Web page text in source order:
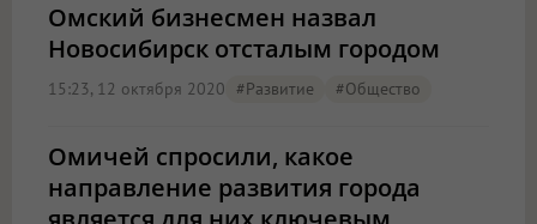
Омский бизнесмен назвал
Новосибирск отсталым городом
15:23, 12 октября 2020 #Развитие #Общество
Омичей спросили, какое
направление развития города